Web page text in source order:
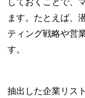
ます。たとえば、
ティング戦略や営
す。
抽出した企業リス